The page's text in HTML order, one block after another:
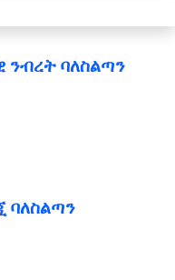
ባለስልጣን
ባለስልጣን